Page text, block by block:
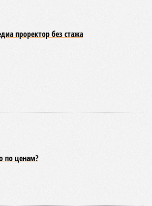
проректор без стажа
по ценам?